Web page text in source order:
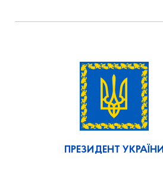
ПРЕЗИДЕНТ УКРАЇНИ